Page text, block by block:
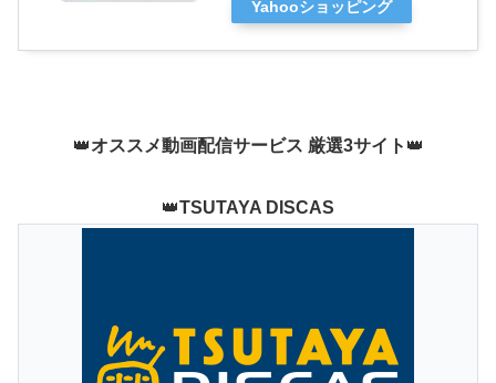
Yahooショッピング
👑オススメ動画配信サービス 厳選3サイト 👑
👑TSUTAYA DISCAS